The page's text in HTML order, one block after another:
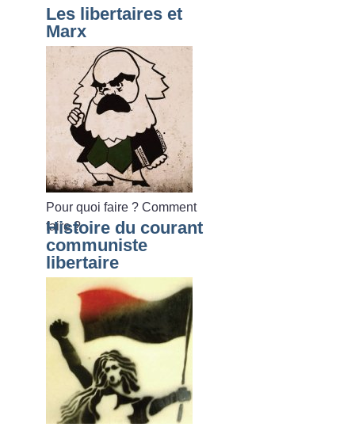
Les libertaires et
Marx
Pour quoi faire ? Comment
faire ?
Histoire du courant
communiste
libertaire